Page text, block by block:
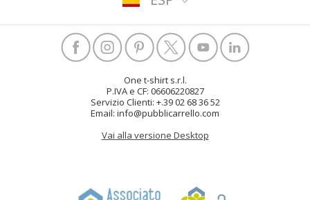
One t-shirt s.r.l.
P.IVA e CF: 06606220827
Servizio Clienti: +.39 02 68 36 52
Email: info@pubblicarrello.com
Vai alla versione Desktop